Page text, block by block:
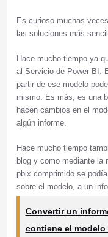
Es curioso muchas
las soluciones más
Hace mucho tiempo ya
al Servicio de Power BI.
partir de ese modelo
mismo. Es más, es una
hacen cambios en el
algún informe.
Hace mucho tiempo
blog y como mediante la
pbix comprimido se
sobre el modelo, a un
Convertir un
contiene el